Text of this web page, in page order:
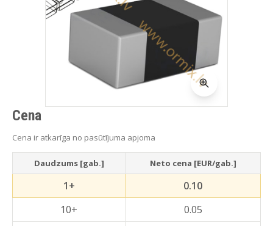
Cena
Cena ir atkarīga no pasūtījuma apjoma
Daudzums [gab.] Neto cena [EUR/gab.]
1+
0.10
10+
0.05